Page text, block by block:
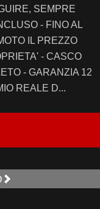
SEMPRE
- FINO AL
IL PREZZO
- CASCO
- GARANZIA 12
REALE D...